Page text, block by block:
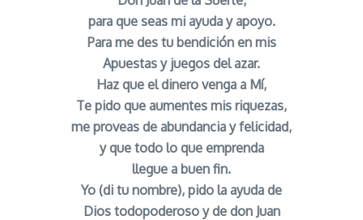
para que seas mi ayuda y apoyo.
Para me des tu bendición en mis
Apuestas y juegos del azar.
Haz que el dinero venga a Mí,
Te pido que aumentes mis riquezas,
me proveas de abundancia y felicidad,
y que todo lo que emprenda
llegue a buen fin.
Yo (di tu nombre), pido la ayuda de
Dios todopoderoso y de don Juan